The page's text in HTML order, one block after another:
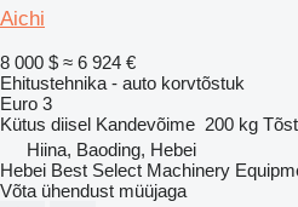
Aichi
8 000 $ ≈ 6 924 €
Ehitustehnika - auto korvtõstuk
Euro 3
Kütus diisel Kandevõime 200 kg
Hiina, Baoding, Hebei
Hebei Best Select Machinery
Võta ühendust müüjaga